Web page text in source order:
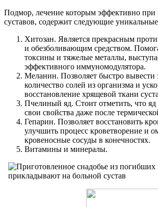
Подмор, лечение которым эффективно при
суставов, содержит следующие
Хитозан. Является прекрасным
и обезболивающим средством.
токсины и тяжелые металлы,
эффективного иммуномодулятора.
Меланин. Позволяет быстро вывести
количество солей из организма и
восстановление хрящевой ткани
Пчелиный яд. Стоит отметить, что яд
свои свойства даже после
Гепарин. Позволяет восстановить
улучшить процесс кроветворение и
кровеносные сосуды в конечностях.
Витамины и минералы.